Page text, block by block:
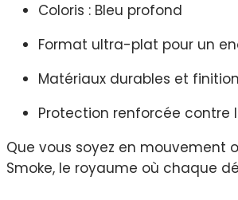
Coloris : Bleu profond
Format ultra-plat pour un
Matériaux durables et
Protection renforcée contre
Que vous soyez en mouvement
Smoke, le royaume où chaque